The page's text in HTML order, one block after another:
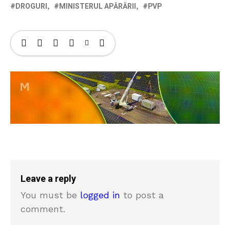
DROGURI MINISTERUL APĂRĂRII PVP
Leave a reply
You must be logged in to post a
comment.